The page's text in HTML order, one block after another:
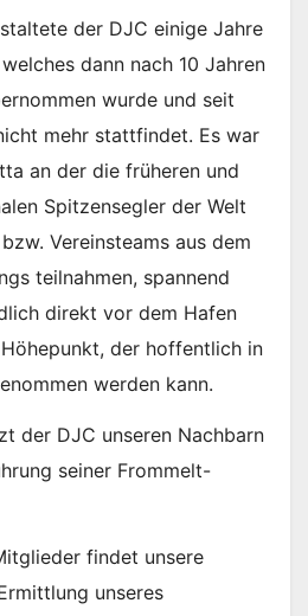
der DJC einige Jahre
dann nach 10 Jahren
wurde und seit
mehr stattfindet. Es war
an der die früheren und
Spitzensegler der Welt
Vereinsteams aus dem
teilnahmen, spannend
direkt vor dem Hafen
der hoffentlich in
werden kann.
der DJC unseren Nachbarn
seiner Frommelt-
findet unsere
unseres